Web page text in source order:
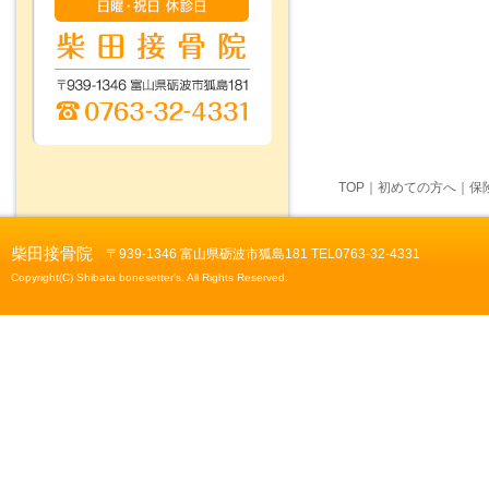
TOP 初めての方へ 保
柴田接骨院 〒939-1346 富山県砺波市狐島181 TEL0763-32-4331
Copyright(C) Shibata bonesetter's. All Rights Reserved.